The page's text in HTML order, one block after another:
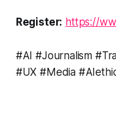
Register: https://
#AI #Journalism
#UX #Media